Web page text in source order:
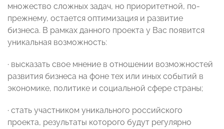
множество сложных задач, но приоритетной, по-
прежнему, остается оптимизация и развитие
бизнеса. В рамках данного проекта у Вас появится
уникальная возможность:
· высказать свое мнение в отношении возможностей
развития бизнеса на фоне тех или иных событий в
экономике, политике и социальной сфере страны;
· стать участником уникального российского
проекта, результаты которого будут регулярно